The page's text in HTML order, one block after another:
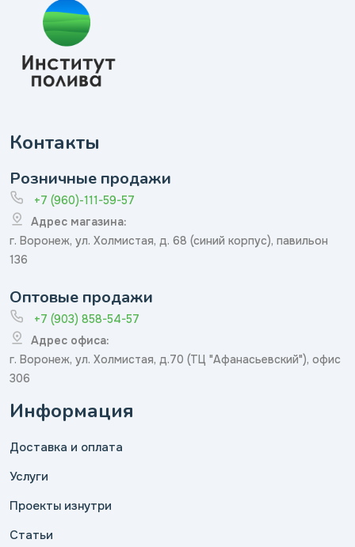
Контакты
Розничные продажи
+7 (960)-111-59-57
Адрес магазина:
г. Воронеж, ул. Холмистая, д. 68 (синий корпус), павильон
136
Оптовые продажи
+7 (903) 858-54-57
Адрес офиса:
г. Воронеж, ул. Холмистая, д.70 (ТЦ "Афанасьевский"), офис
306
Информация
Доставка и оплата
Услуги
Проекты изнутри
Статьи